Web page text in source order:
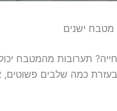
ישנים
תערובות מהמטבח
כמה שלבים